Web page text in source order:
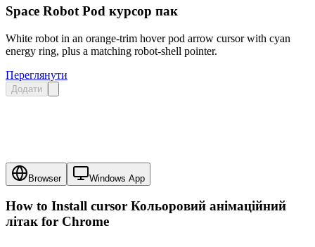
Space Robot Pod курсор пак
White robot in an orange-trim hover pod arrow cursor with cyan
energy ring, plus a matching robot-shell pointer.
Переглянути
Додати
Browser Windows App
How to Install cursor Кольоровий анімаційний
літак for Chrome